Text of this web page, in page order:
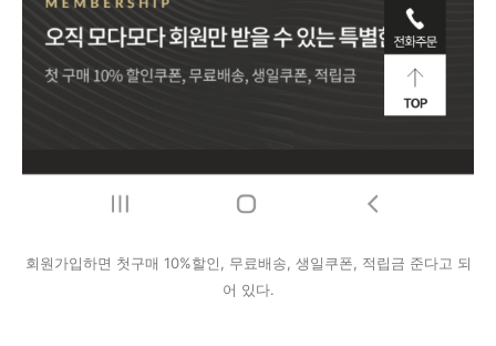
회원가입하면 첫구매 10%할인, 무료배송, 생일쿠폰, 적립금 준다고 되
어 있다.